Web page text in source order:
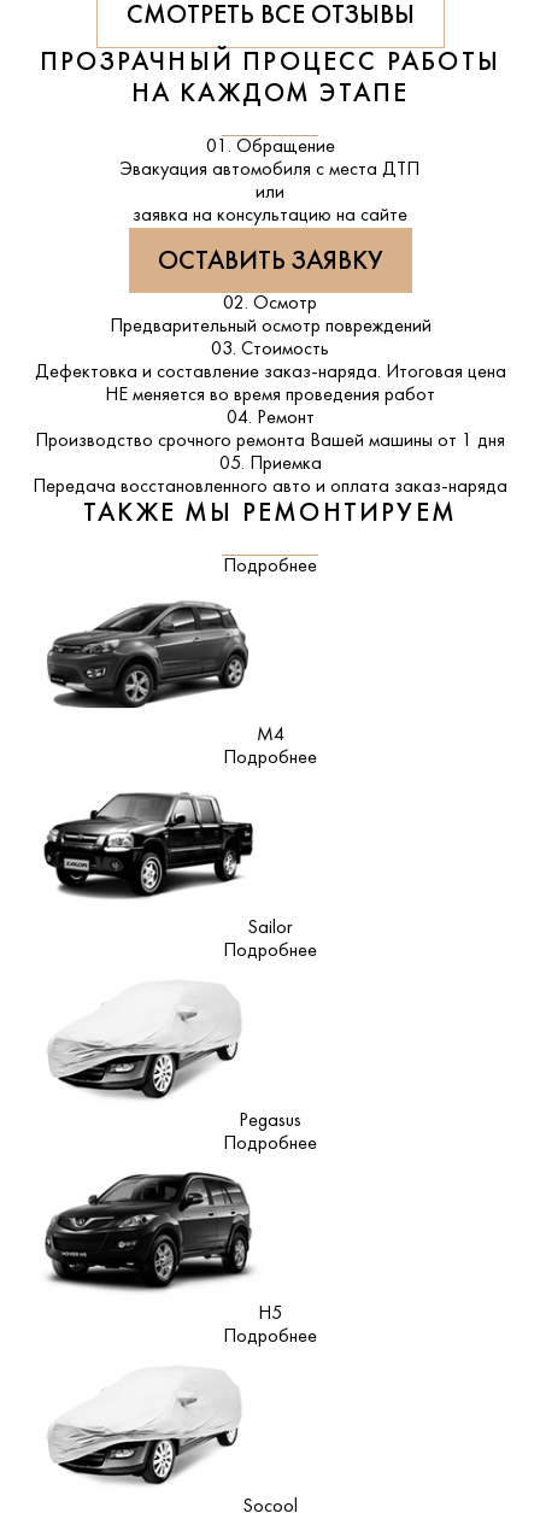
СМОТРЕТЬ ВСЕ ОТЗЫВЫ
ПРОЗРАЧНЫЙ ПРОЦЕСС РАБОТЫ
НА КАЖДОМ ЭТАПЕ
01. Обращение
Эвакуация автомобиля с места ДТП
или
заявка на консультацию на сайте
ОСТАВИТЬ ЗАЯВКУ
02. Осмотр
Предварительный осмотр повреждений
03. Стоимость
Дефектовка и составление заказ-наряда. Итоговая цена
НЕ меняется во время проведения работ
04. Ремонт
Производство срочного ремонта Вашей машины от 1 дня
05. Приемка
Передача восстановленного авто и оплата заказ-наряда
ТАКЖЕ МЫ РЕМОНТИРУЕМ
Подробнее
M4
Подробнее
Sailor
Подробнее
Pegasus
Подробнее
H5
Подробнее
Socool